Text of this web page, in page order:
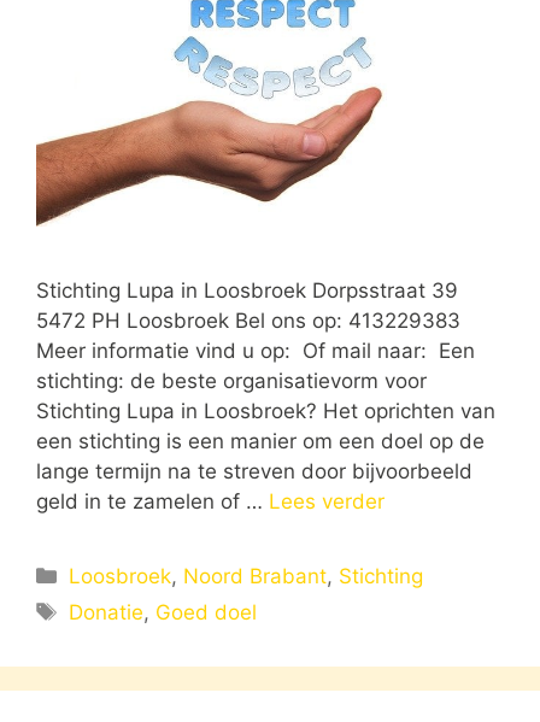
Stichting Lupa in Loosbroek Dorpsstraat 39
5472 PH Loosbroek Bel ons op: 413229383
Meer informatie vind u op: Of mail naar: Een
stichting: de beste organisatievorm voor
Stichting Lupa in Loosbroek? Het oprichten van
een stichting is een manier om een doel op de
lange termijn na te streven door bijvoorbeeld
geld in te zamelen of … Lees verder
Categorieën
Loosbroek, Noord Brabant, Stichting
Tags
Donatie, Goed doel